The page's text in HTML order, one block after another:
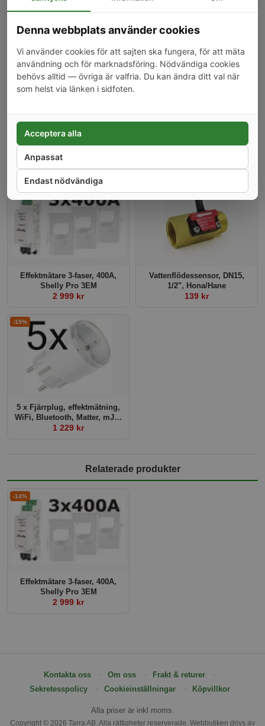
Strömkapacitet: Upp till 400A
Ledare: max ø35mm
400A
Funktioner: Mätningsfunktioner inkluderar kraft, spänning,
ström och effektfaktor
Design: Robusta material för långvarig hållbarhet och
system för förbättrad övervakning och kontroll
-14%
Effektmätare 3-faser, 400A,
Shelly Pro 3EM
2 999 kr
Vattenflödessensor, DN15,
1/2", Hona/Hane
139 kr
-15%
5 x Fjärrplug, effektmätning,
WiFi, Bluetooth, Matter, mJS,
Shelly Plus G3 Plug S
1 229 kr
Relaterade produkter
-14%
Effektmätare 3-faser, 400A,
Shelly Pro 3EM
2 999 kr
Kontakta oss Om oss
Frakt & returer
Sekretesspolicy
Cookieinställningar Köpvillkor
Alla priser är inkl moms.
Copyright © 2026 Tarra AB. Alla rättigheter reserverade. Webbutiken drivs av
Denna webbplats använder cookies
Vi använder cookies för att sajten ska fungera, för att mäta
användning och för marknadsföring. Nödvändiga cookies
behövs alltid — övriga är valfria. Du kan ändra ditt val när
som helst via länken i sidfoten.
Endast nödvändiga
Anpassat
Acceptera alla